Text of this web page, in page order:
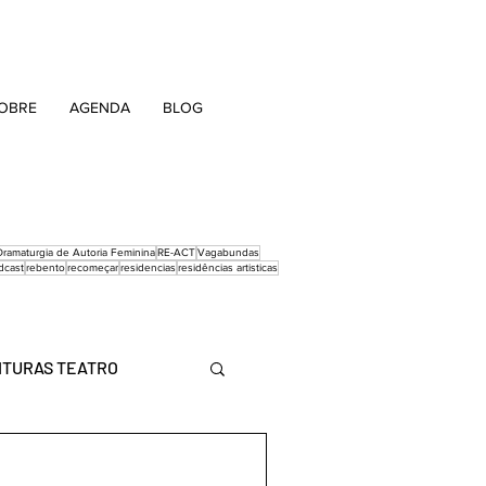
AGENDA BLOG
de Autoria FemininaRE-ACTVagabundas
rebentorecomeçarresidenciasresidências artisticas
TEATRO